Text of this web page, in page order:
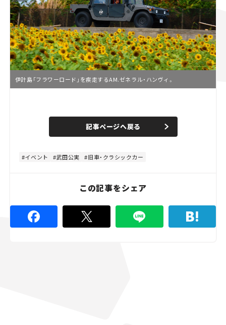
伊計島「フラワーロード」を疾走するAM.ゼネラル・ハンヴィ。
n
e
d
4
%
記事ページへ戻る
イベント 武田公実 旧車・クラシックカー
この記事をシェア